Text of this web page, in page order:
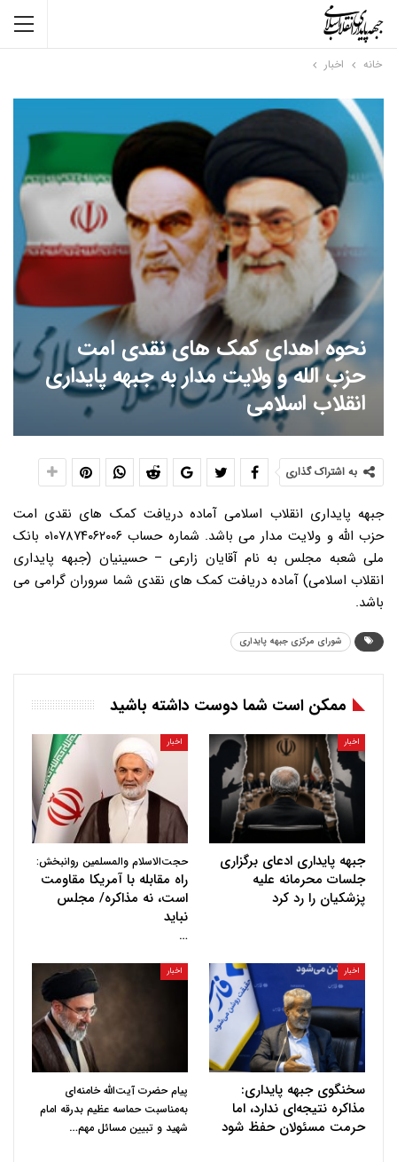
خانه اخبار
نحوه اهدای کمک های نقدی امت
حزب الله و ولایت مدار به جبهه پایداری
انقلاب اسلامی
به اشتراک گذاری
جبهه پایداری انقلاب اسلامی آماده دریافت کمک های نقدی امت
حزب الله و ولایت مدار می باشد. شماره حساب ۰۱۰۷۸۷۴۰۶۲۰۰۶ بانک
ملی شعبه مجلس به نام آقایان زارعی – حسینیان (جبهه پایداری
انقلاب اسلامی) آماده دریافت کمک های نقدی شما سروران گرامی می
باشد.
شورای مرکزی جبهه پایداری
ممکن است شما دوست داشته باشید
اخبار
جبهه پایداری ادعای برگزاری
جلسات محرمانه علیه
پزشکیان را رد کرد
اخبار
حجت‌الاسلام والمسلمین روانبخش:
راه مقابله با آمریکا مقاومت
است، نه مذاکره/ مجلس
نباید
…
اخبار
سخنگوی جبهه پایداری:
مذاکره نتیجه‌ای ندارد، اما
حرمت مسئولان حفظ شود
اخبار
پیام حضرت آیت‌الله خامنه‌ای
به‌مناسبت حماسه عظیم بدرقه امام
شهید و تبیین مسائل مهم…